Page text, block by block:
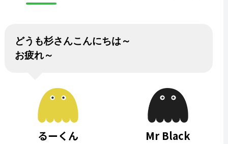
どうも杉さんこんにちは～
お疲れ～
るーくん Mr Black